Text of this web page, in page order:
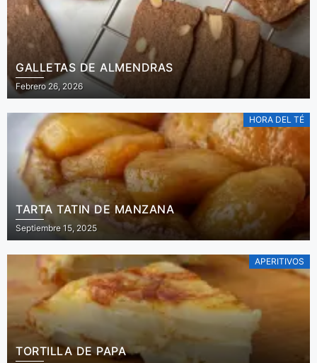
GALLETAS DE ALMENDRAS
Febrero 26, 2026
HORA DEL TÉ
TARTA TATIN DE MANZANA
Septiembre 15, 2025
APERITIVOS
TORTILLA DE PAPA